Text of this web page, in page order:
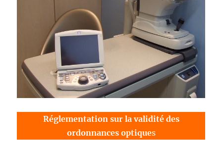
Réglementation sur la validité des
ordonnances optiques